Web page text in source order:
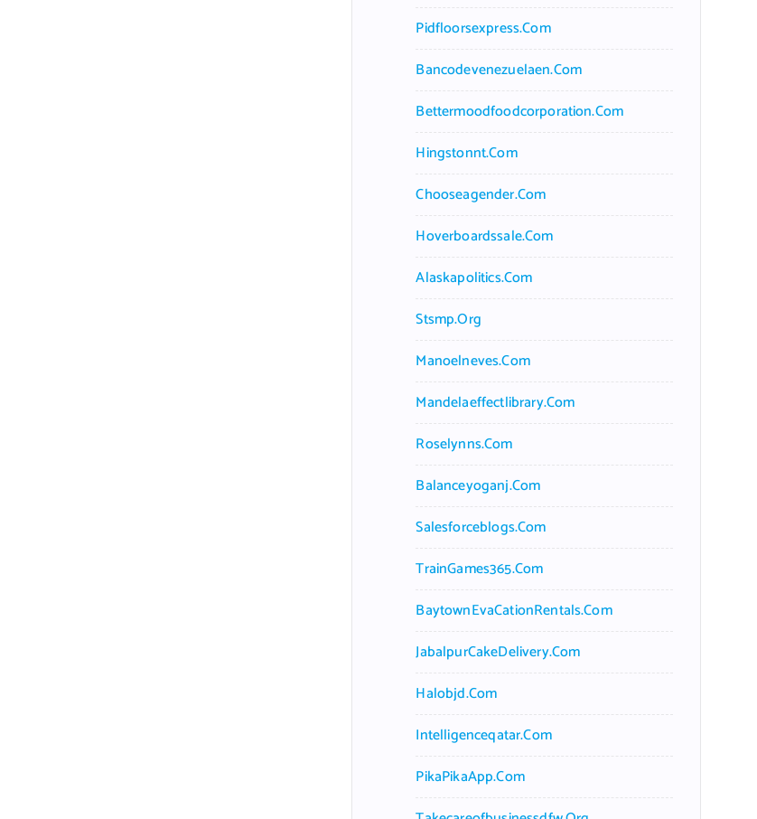
Pidfloorsexpress.com
Bancodevenezuelaen.com
Bettermoodfoodcorporation.com
Hingstonnt.com
Chooseagender.com
Hoverboardssale.com
Alaskapolitics.com
Stsmp.org
Manoelneves.com
Mandelaeffectlibrary.com
Roselynns.com
Balanceyoganj.com
Salesforceblogs.com
TrainGames365.com
BaytownEvaCationRentals.com
JabalpurCakeDelivery.com
Halobjd.com
Intelligenceqatar.com
PikaPikaApp.com